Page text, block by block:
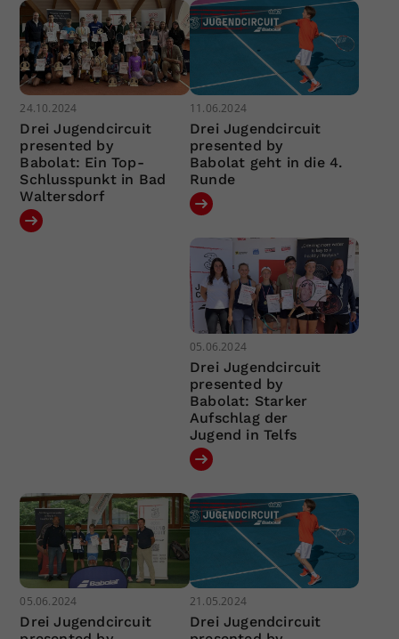
24.10.2024
Drei Jugendcircuit
presented by
Babolat: Ein Top-
Schlusspunkt in Bad
Waltersdorf
11.06.2024
Drei Jugendcircuit
presented by
Babolat geht in die 4.
Runde
05.06.2024
Drei Jugendcircuit
presented by
Babolat: Starker
Aufschlag der
Jugend in Telfs
05.06.2024
Drei Jugendcircuit
21.05.2024
Drei Jugendcircuit